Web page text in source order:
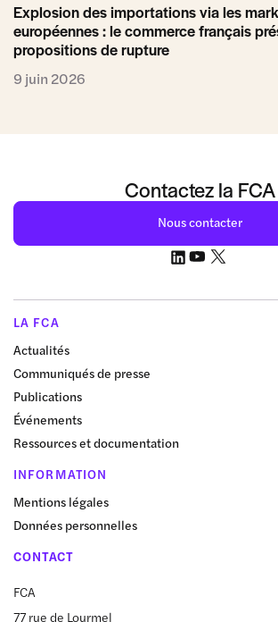
Explosion des importations via les
européennes : le commerce français
propositions de rupture
9 juin 2026
Contactez la FCA
Nous contacter
LA FCA
Actualités
Communiqués de presse
Publications
Événements
Ressources et documentation
INFORMATION
Mentions légales
Données personnelles
CONTACT
FCA
77 rue de Lourmel